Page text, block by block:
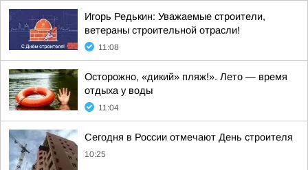
Игорь Редькин: Уважаемые строители,
ветераны строительной отрасли!
11:08
Осторожно, «дикий» пляж!». Лето — время
отдыха у воды
11:04
Сегодня в России отмечают День строителя
10:25